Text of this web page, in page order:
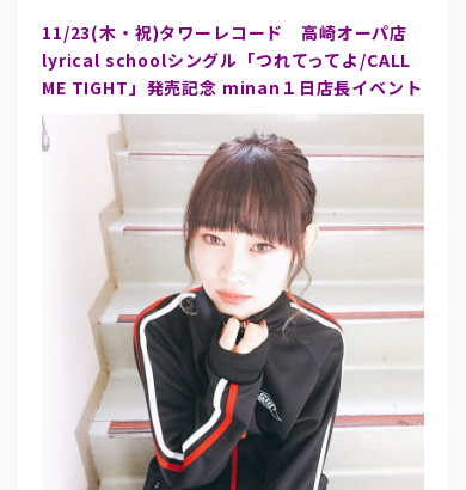
11/23(木・祝)タワーレコード 高崎オーパ店
lyrical schoolシングル「つれてってよ/CALL
ME TIGHT」発売記念 minan１日店長イベント
問い合わせ, 取材,出演依頼
lyrical school official web shop